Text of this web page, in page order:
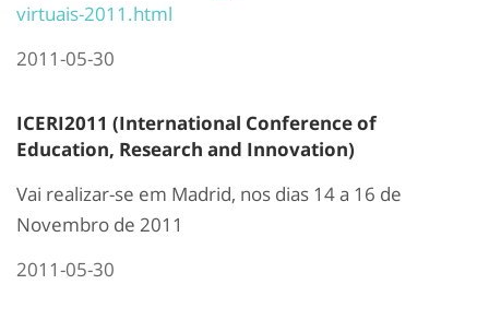
virtuais-2011.html
2011-05-30
ICERI2011 (International Conference of
Education, Research and Innovation)
Vai realizar-se em Madrid, nos dias 14 a 16 de
Novembro de 2011
2011-05-30